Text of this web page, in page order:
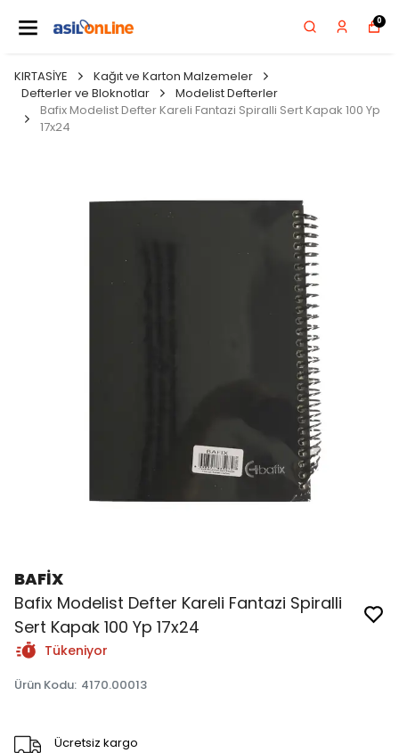
0
KIRTASİYE
Kağıt ve Karton Malzemeler
Defterler ve Bloknotlar
Modelist Defterler
Bafix Modelist Defter Kareli Fantazi Spiralli Sert Kapak 100 Yp
17x24
BAFİX
Bafix Modelist Defter Kareli Fantazi Spiralli
Sert Kapak 100 Yp 17x24
Tükeniyor
Ürün Kodu: 4170.00013
Ücretsiz kargo